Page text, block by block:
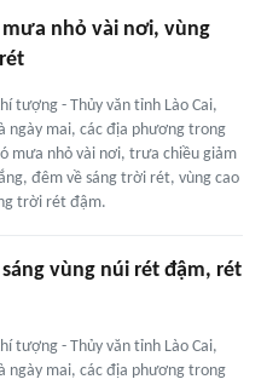
nhỏ vài nơi, vùng
tượng - Thủy văn tỉnh Lào Cai,
ngày mai, các địa phương trong
mưa nhỏ vài nơi, trưa chiều giảm
đêm về sáng trời rét, vùng cao
trời rét đậm.
vùng núi rét đậm, rét
tượng - Thủy văn tỉnh Lào Cai,
ngày mai, các địa phương trong